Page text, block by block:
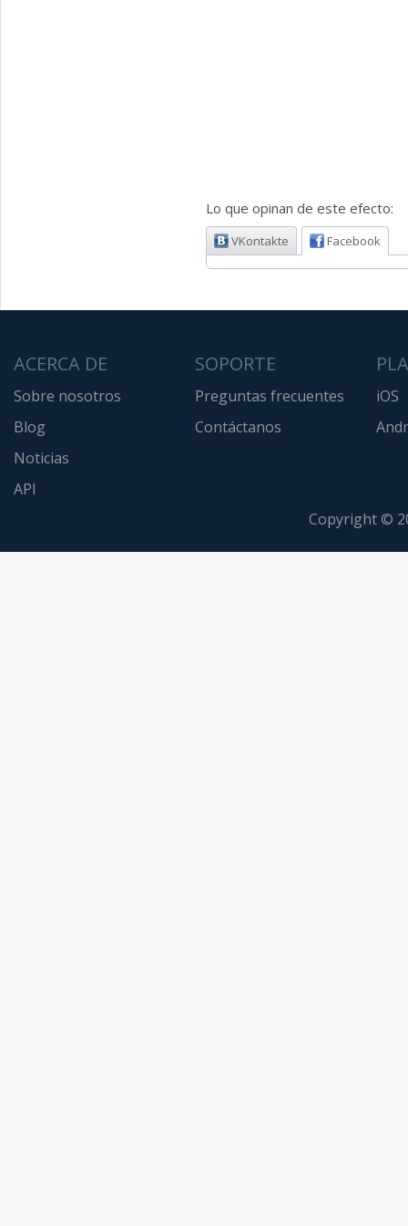
Lo que opinan de este efecto:
VKontakte Facebook
ACERCA DE
Sobre nosotros
Blog
Noticias
API
SOPORTE
Preguntas frecuentes
Contáctanos
iOS
Copyright ©